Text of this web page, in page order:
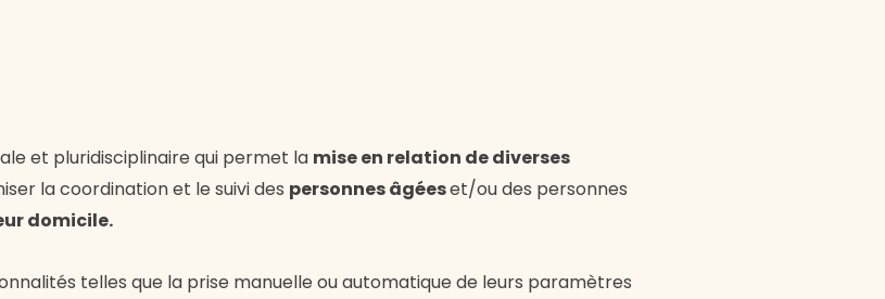
et pluridisciplinaire qui permet la mise en relation de diverses
la coordination et le suivi des personnes âgéeset/ou des personnes
domicile.
telles que la prise manuelle ou automatique de leurs paramètres